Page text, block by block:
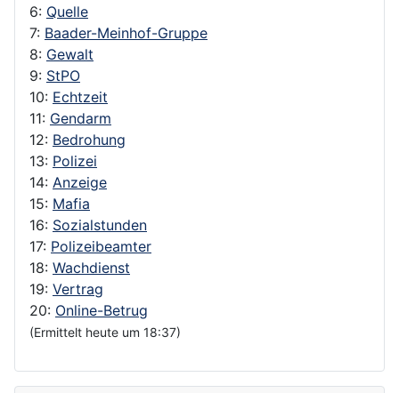
6: Quelle
7: Baader-Meinhof-Gruppe
8: Gewalt
9: StPO
10: Echtzeit
11: Gendarm
12: Bedrohung
13: Polizei
14: Anzeige
15: Mafia
16: Sozialstunden
17: Polizeibeamter
18: Wachdienst
19: Vertrag
20: Online-Betrug
(Ermittelt heute um 18:37)